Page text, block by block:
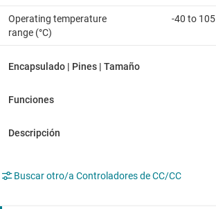
Operating temperature
range (°C)
-40 to 105
Buscar otro/a Controladores de CC/CC